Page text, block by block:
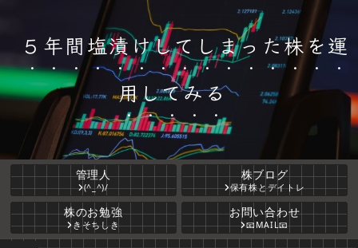
５年間塩漬けしてしまった株を運
用してみる
管理人
(^_^)/
株ブログ
保有株とデイトレ
株のお勉強
きそちしき
お問い合わせ
📧MAIL📧